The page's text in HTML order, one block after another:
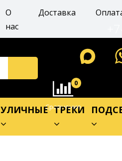
О
нас
Доставка
0
Сравнение
УЛИЧНЫЕ ТРЕКИ